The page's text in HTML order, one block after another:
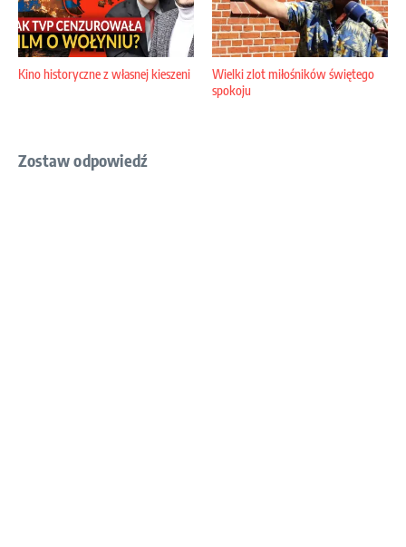
Kino historyczne z własnej kieszeni
Wielki zlot miłośników świętego
spokoju
Zostaw odpowiedź